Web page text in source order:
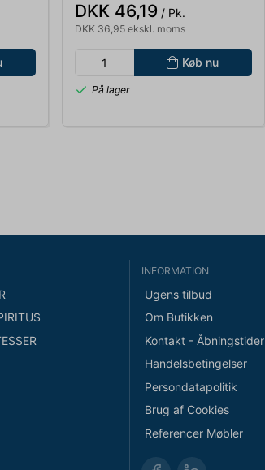
DKK 46,19 / Pk.
DKK 36,95 ekskl. moms
Køb nu
På lager
INFORMATION
Ugens tilbud
Om Butikken
Kontakt - Åbningstider
Handelsbetingelser
Persondatapolitik
Brug af Cookies
Referencer Møbler